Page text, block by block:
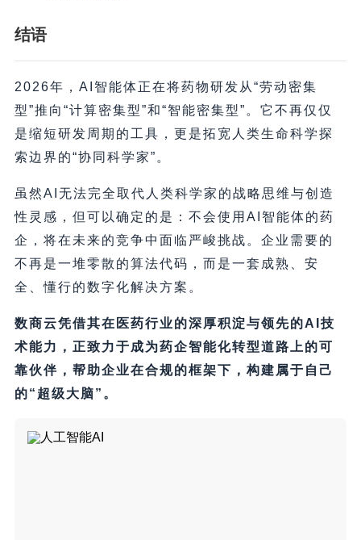
结语
2026年，AI智能体正在将药物研发从“劳动密集
型”推向“计算密集型”和“智能密集型”。它不再仅仅
是缩短研发周期的工具，更是拓宽人类生命科学探
索边界的“协同科学家”。
虽然AI无法完全取代人类科学家的战略思维与创造
性灵感，但可以确定的是：不会使用AI智能体的药
企，将在未来的竞争中面临严峻挑战。企业需要的
不再是一堆零散的算法代码，而是一套成熟、安
全、懂行的数字化解决方案。
数商云凭借其在医药行业的深厚积淀与领先的AI技
术能力，正致力于成为药企智能化转型道路上的可
靠伙伴，帮助企业在合规的框架下，构建属于自己
的“超级大脑”。